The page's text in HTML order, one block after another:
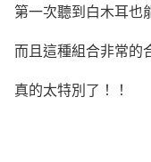
第一次聽到白木耳也
而且這種組合非常的
真的太特別了！！